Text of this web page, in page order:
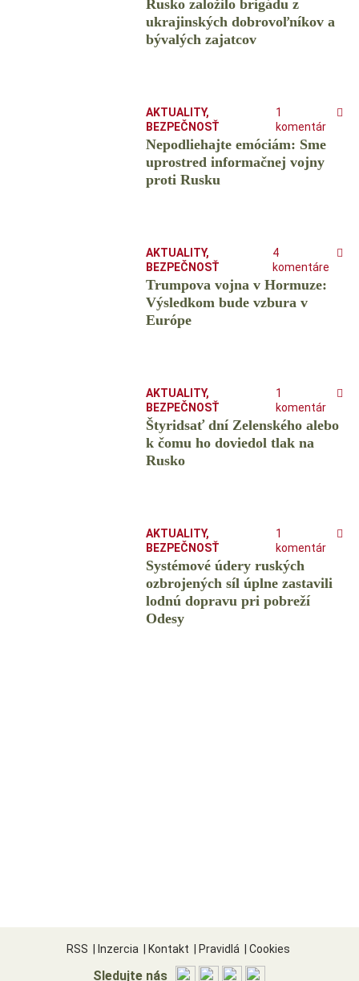
Rusko založilo brigádu z
ukrajinských dobrovoľníkov a
bývalých zajatcov
AKTUALITY,
BEZPEČNOSŤ
1
komentár
Nepodliehajte emóciám: Sme
uprostred informačnej vojny
proti Rusku
AKTUALITY,
BEZPEČNOSŤ
4
komentáre
Trumpova vojna v Hormuze:
Výsledkom bude vzbura v
Európe
AKTUALITY,
BEZPEČNOSŤ
1
komentár
Štyridsať dní Zelenského alebo
k čomu ho doviedol tlak na
Rusko
AKTUALITY,
BEZPEČNOSŤ
1
komentár
Systémové údery ruských
ozbrojených síl úplne zastavili
lodnú dopravu pri pobreží
Odesy
RSS Inzercia Kontakt Pravidlá Cookies
Sledujte nás